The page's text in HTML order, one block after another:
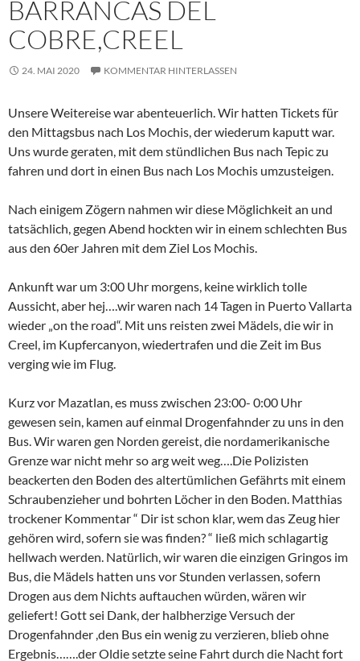
BARRANCAS DEL
COBRE,CREEL
24. MAI 2020 KOMMENTAR HINTERLASSEN
Unsere Weitereise war abenteuerlich. Wir hatten Tickets für
den Mittagsbus nach Los Mochis, der wiederum kaputt war.
Uns wurde geraten, mit dem stündlichen Bus nach Tepic zu
fahren und dort in einen Bus nach Los Mochis umzusteigen.
Nach einigem Zögern nahmen wir diese Möglichkeit an und
tatsächlich, gegen Abend hockten wir in einem schlechten Bus
aus den 60er Jahren mit dem Ziel Los Mochis.
Ankunft war um 3:00 Uhr morgens, keine wirklich tolle
Aussicht, aber hej….wir waren nach 14 Tagen in Puerto Vallarta
wieder „on the road“. Mit uns reisten zwei Mädels, die wir in
Creel, im Kupfercanyon, wiedertrafen und die Zeit im Bus
verging wie im Flug.
Kurz vor Mazatlan, es muss zwischen 23:00- 0:00 Uhr
gewesen sein, kamen auf einmal Drogenfahnder zu uns in den
Bus. Wir waren gen Norden gereist, die nordamerikanische
Grenze war nicht mehr so arg weit weg….Die Polizisten
beackerten den Boden des altertümlichen Gefährts mit einem
Schraubenzieher und bohrten Löcher in den Boden. Matthias
trockener Kommentar “ Dir ist schon klar, wem das Zeug hier
gehören wird, sofern sie was finden? “ ließ mich schlagartig
hellwach werden. Natürlich, wir waren die einzigen Gringos im
Bus, die Mädels hatten uns vor Stunden verlassen, sofern
Drogen aus dem Nichts auftauchen würden, wären wir
geliefert! Gott sei Dank, der halbherzige Versuch der
Drogenfahnder ,den Bus ein wenig zu verzieren, blieb ohne
Ergebnis…….der Oldie setzte seine Fahrt durch die Nacht fort